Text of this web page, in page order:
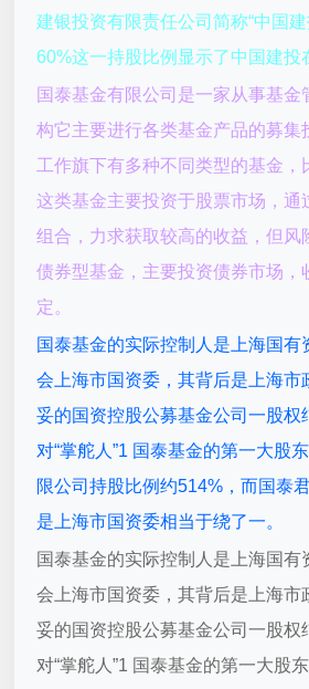
建银投资有限责任公司简称“中国
60%这一持股比例显示了中国建投
国泰基金有限公司是一家从事基金
构它主要进行各类基金产品的募集
工作旗下有多种不同类型的基金，
这类基金主要投资于股票市场，通
组合，力求获取较高的收益，但风
债券型基金，主要投资债券市场，
定。
国泰基金的实际控制人是上海国有
会上海市国资委，其背后是上海市
妥的国资控股公募基金公司一股权
对“掌舵人”1 国泰基金的第一大股
限公司持股比例约514%，而国泰
是上海市国资委相当于绕了一。
国泰基金的实际控制人是上海国有
会上海市国资委，其背后是上海市
妥的国资控股公募基金公司一股权
对“掌舵人”1 国泰基金的第一大股